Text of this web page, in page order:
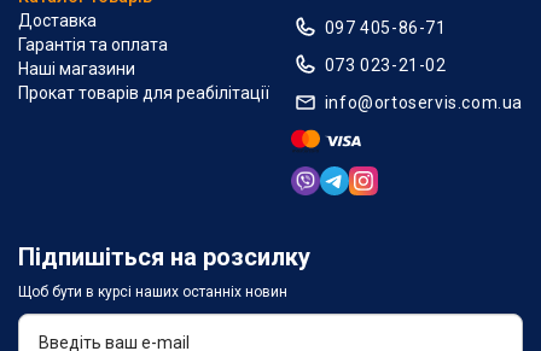
Доставка
Гарантія та оплата
Наші магазини
Прокат товарів для реабілітації
097 405-86-71
073 023-21-02
info@ortoservis.com.ua
Підпишіться на розсилку
Щоб бути в курсі наших останніх новин